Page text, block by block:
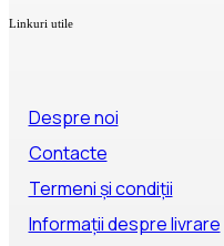
Linkuri utile
Despre noi
Contacte
Termeni și condiții
Informații despre livrare